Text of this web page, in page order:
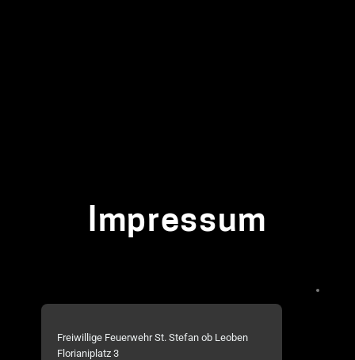
Impressum
Freiwillige Feuerwehr St. Stefan ob Leoben
Florianiplatz 3